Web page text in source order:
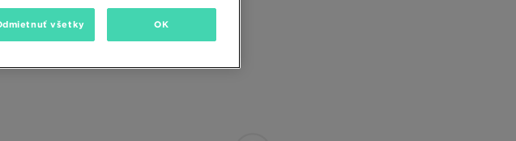
všetky OK